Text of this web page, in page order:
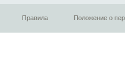
Правила Положение о